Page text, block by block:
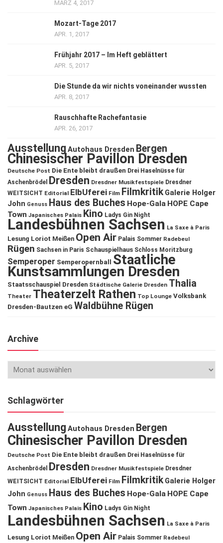
MÄRZ 4, 2017
Mozart-Tage 2017
APR. 1, 2017
Frühjahr 2017 – Im Heft geblättert
APR. 5, 2017
Die Stunde da wir nichts voneinander wussten
APR. 8, 2017
Rauschhafte Rachefantasie
APR. 26, 2017
Ausstellung Autohaus Dresden Bergen
Chinesischer Pavillon Dresden
Deutsche Post Die Ente bleibt draußen Drei Haselnüsse für
Aschenbrödel
Dresden Dresdner Musikfestspiele Dresdner
WEITSICHT Editorial ElbUferei Film Filmkritik Galerie Holger
John Genuss Haus des Buches Hope-Gala HOPE Cape
Town Japanisches Palais Kino Ladys Gin Night
Landesbühnen Sachsen La Saxe à Paris
Lesung Loriot Meißen Open Air Palais Sommer Radebeul
Rügen Sachsen in Paris Schauspielhaus Schloss Moritzburg
Semperoper Semperopernball Staatliche
Kunstsammlungen Dresden
Staatsschauspiel Dresden Städtische Galerie Dresden Thalia
Theater Theaterzelt Rathen Top Lounge Volksbank
Dresden-Bautzen eG Waldbühne Rügen
Archive
Schlagwörter
Ausstellung Autohaus Dresden Bergen
Chinesischer Pavillon Dresden
Deutsche Post Die Ente bleibt draußen Drei Haselnüsse für
Aschenbrödel
Dresden Dresdner Musikfestspiele Dresdner
WEITSICHT Editorial ElbUferei Film Filmkritik Galerie Holger
John Genuss Haus des Buches Hope-Gala HOPE Cape
Town Japanisches Palais Kino Ladys Gin Night
Landesbühnen Sachsen La Saxe à Paris
Lesung Loriot Meißen Open Air Palais Sommer Radebeul